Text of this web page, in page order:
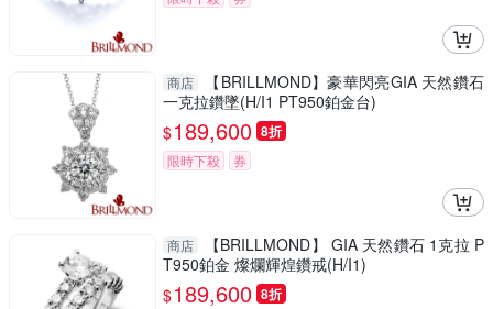
商店
【BRILLMOND】豪華閃亮GIA 天然鑽石
一克拉鑽墜(H/I1 PT950鉑金台)
$189,600 8折
限時下殺 券
商店
【BRILLMOND】 GIA 天然鑽石 1克拉 P
T950鉑金 燦爛輝煌鑽戒(H/I1)
$189,600 8折